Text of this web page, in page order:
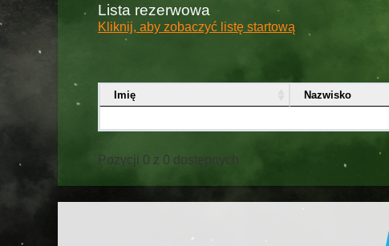
Lista rezerwowa
Kliknij, aby zobaczyć listę startową
Imię Nazwisko
Pozycji 0 z 0 dostępnych